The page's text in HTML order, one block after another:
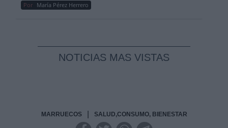
Por María Pérez Herrero
NOTICIAS MAS VISTAS
MARRUECOS SALUD,CONSUMO, BIENESTAR